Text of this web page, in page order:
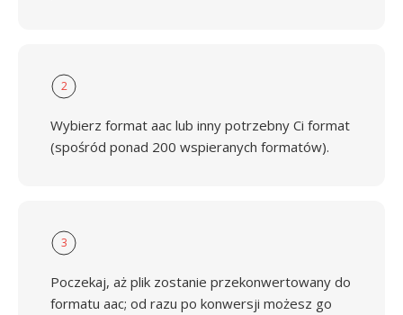
2
Wybierz format aac lub inny potrzebny Ci format
(spośród ponad 200 wspieranych formatów).
3
Poczekaj, aż plik zostanie przekonwertowany do
formatu aac; od razu po konwersji możesz go